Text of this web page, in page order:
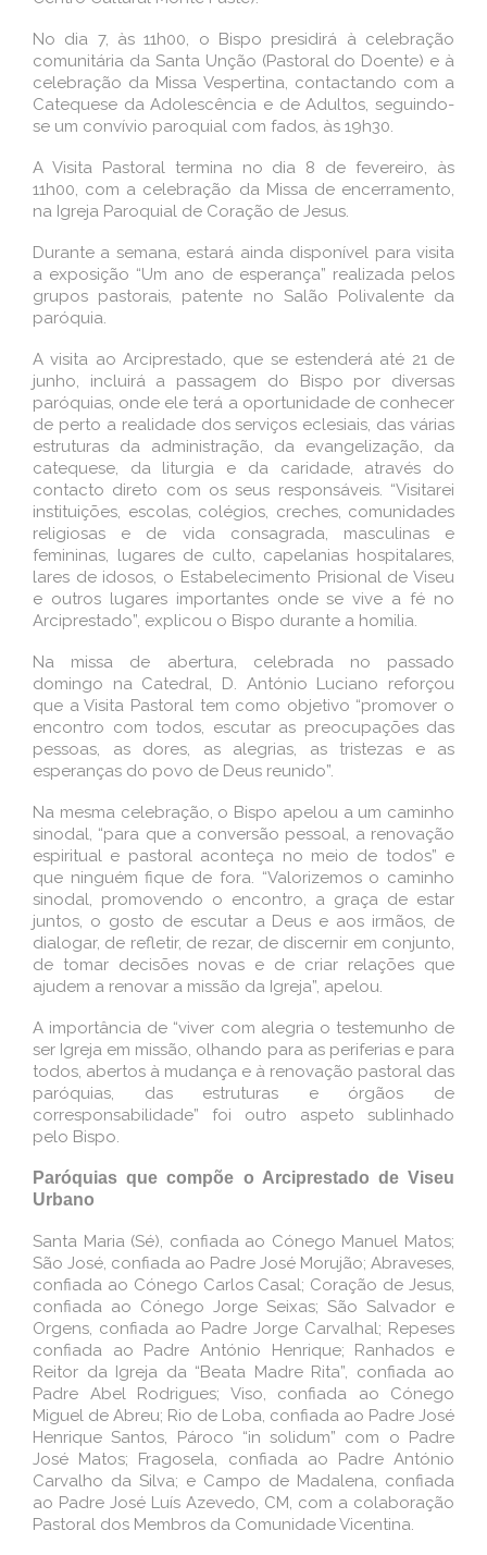
No dia 7, às 11h00, o Bispo presidirá à celebração
comunitária da Santa Unção (Pastoral do Doente) e à
celebração da Missa Vespertina, contactando com a
Catequese da Adolescência e de Adultos, seguindo-
se um convívio paroquial com fados, às 19h30.
A Visita Pastoral termina no dia 8 de fevereiro, às
11h00, com a celebração da Missa de encerramento,
na Igreja Paroquial de Coração de Jesus.
Durante a semana, estará ainda disponível para visita
a exposição “Um ano de esperança” realizada pelos
grupos pastorais, patente no Salão Polivalente da
paróquia.
A visita ao Arciprestado, que se estenderá até 21 de
junho, incluirá a passagem do Bispo por diversas
paróquias, onde ele terá a oportunidade de conhecer
de perto a realidade dos serviços eclesiais, das várias
estruturas da administração, da evangelização, da
catequese, da liturgia e da caridade, através do
contacto direto com os seus responsáveis. “Visitarei
instituições, escolas, colégios, creches, comunidades
religiosas e de vida consagrada, masculinas e
femininas, lugares de culto, capelanias hospitalares,
lares de idosos, o Estabelecimento Prisional de Viseu
e outros lugares importantes onde se vive a fé no
Arciprestado”, explicou o Bispo durante a homilia.
Na missa de abertura, celebrada no passado
domingo na Catedral, D. António Luciano reforçou
que a Visita Pastoral tem como objetivo “promover o
encontro com todos, escutar as preocupações das
pessoas, as dores, as alegrias, as tristezas e as
esperanças do povo de Deus reunido”.
Na mesma celebração, o Bispo apelou a um caminho
sinodal, “para que a conversão pessoal, a renovação
espiritual e pastoral aconteça no meio de todos” e
que ninguém fique de fora. “Valorizemos o caminho
sinodal, promovendo o encontro, a graça de estar
juntos, o gosto de escutar a Deus e aos irmãos, de
dialogar, de refletir, de rezar, de discernir em conjunto,
de tomar decisões novas e de criar relações que
ajudem a renovar a missão da Igreja”, apelou.
A importância de “viver com alegria o testemunho de
ser Igreja em missão, olhando para as periferias e para
todos, abertos à mudança e à renovação pastoral das
paróquias, das estruturas e órgãos de
corresponsabilidade” foi outro aspeto sublinhado
pelo Bispo.
Paróquias que compõe o Arciprestado de Viseu
Urbano
Santa Maria (Sé), confiada ao Cónego Manuel Matos;
São José, confiada ao Padre José Morujão; Abraveses,
confiada ao Cónego Carlos Casal; Coração de Jesus,
confiada ao Cónego Jorge Seixas; São Salvador e
Orgens, confiada ao Padre Jorge Carvalhal; Repeses
confiada ao Padre António Henrique; Ranhados e
Reitor da Igreja da “Beata Madre Rita”, confiada ao
Padre Abel Rodrigues; Viso, confiada ao Cónego
Miguel de Abreu; Rio de Loba, confiada ao Padre José
Henrique Santos, Pároco “in solidum” com o Padre
José Matos; Fragosela, confiada ao Padre António
Carvalho da Silva; e Campo de Madalena, confiada
ao Padre José Luís Azevedo, CM, com a colaboração
Pastoral dos Membros da Comunidade Vicentina.